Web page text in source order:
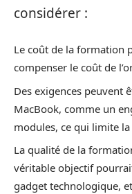
considérer :
Le coût de la formation
compenser le coût de
Des exigences peuvent
MacBook, comme un
modules, ce qui limite
La qualité de la
véritable objectif
gadget technologique,